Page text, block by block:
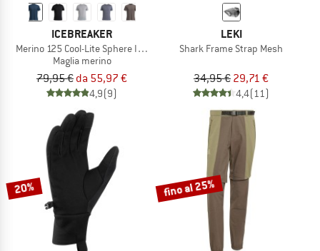
ICEBREAKER
Merino 125 Cool-Lite Sphere III S/S Tee
Maglia merino
79,95 € da 55,97 €
4,9(9)
LEKI
Shark Frame Strap Mesh
34,95 € 29,71 €
4,4(11)
20% fino al 25%